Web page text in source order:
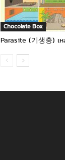
Chocolate Box
Parasite (기생충) เ